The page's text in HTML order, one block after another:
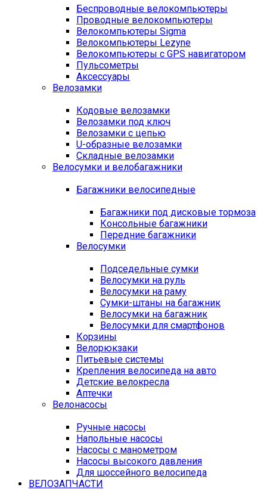
Беспроводные велокомпьютеры
Проводные велокомпьютеры
Велокомпьютеры Sigma
Велокомпьютеры Lezyne
Велокомпьютеры с GPS навигатором
Пульсометры
Аксессуары
Велозамки
Кодовые велозамки
Велозамки под ключ
Велозамки с цепью
U-образные велозамки
Складные велозамки
Велосумки и велобагажники
Багажники велосипедные
Багажники под дисковые тормоза
Консольные багажники
Передние багажники
Велосумки
Подседельные сумки
Велосумки на руль
Велосумки на раму
Сумки-штаны на багажник
Велосумки на багажник
Велосумки для смартфонов
Корзины
Велорюкзаки
Питьевые системы
Крепления велосипеда на авто
Детские велокресла
Аптечки
Велонасосы
Ручные насосы
Напольные насосы
Насосы с манометром
Насосы высокого давления
Для шоссейного велосипеда
ВЕЛОЗАПЧАСТИ